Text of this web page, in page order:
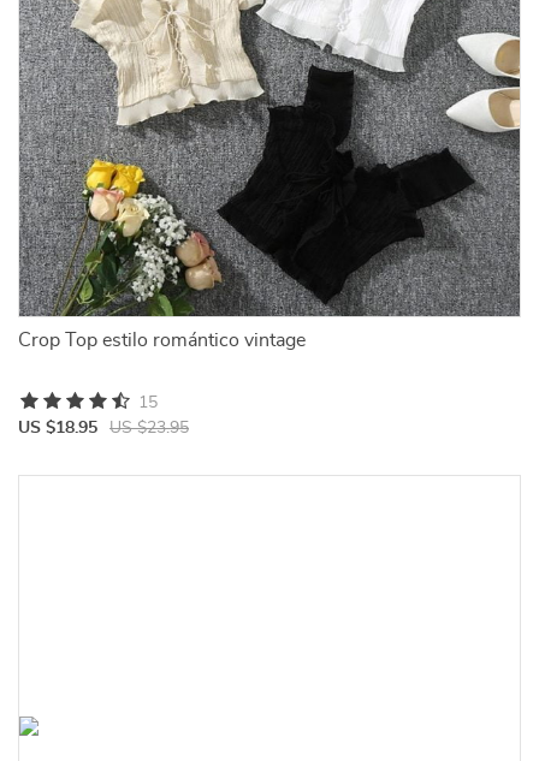
Crop Top estilo romántico vintage
US $18.95 US $23.95
15